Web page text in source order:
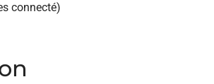
connecté)